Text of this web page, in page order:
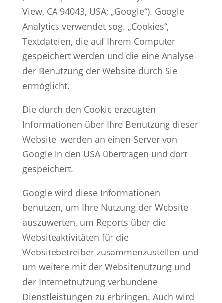
View, CA 94043, USA; „Google“). Google
Analytics verwendet sog. „Cookies“,
Textdateien, die auf Ihrem Computer
gespeichert werden und die eine Analyse
der Benutzung der Website durch Sie
ermöglicht.
Die durch den Cookie erzeugten
Informationen über Ihre Benutzung dieser
Website werden an einen Server von
Google in den USA übertragen und dort
gespeichert.
Google wird diese Informationen
benutzen, um Ihre Nutzung der Website
auszuwerten, um Reports über die
Websiteaktivitäten für die
Websitebetreiber zusammenzustellen und
um weitere mit der Websitenutzung und
der Internetnutzung verbundene
Dienstleistungen zu erbringen. Auch wird